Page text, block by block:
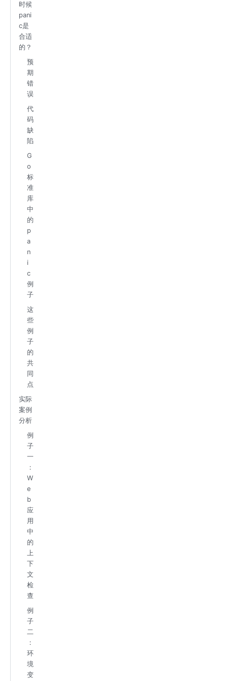
时候
pani
c是
合适
的？
预
期
错
误
代
码
缺
陷
G
o
标
准
库
中
的
p
a
n
i
c
例
子
这
些
例
子
的
共
同
点
实际
案例
分析
例
子
一
：
W
e
b
应
用
中
的
上
下
文
检
查
例
子
二
：
环
境
变